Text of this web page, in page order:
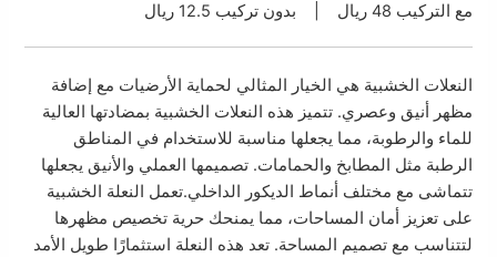
مع التركيب 48 ريال | بدون تركيب 12.5 ريال
النعلات الخشبية هي الخيار المثالي لحماية الأرضيات مع إضافة
مظهر أنيق وعصري. تتميز هذه النعلات الخشبية بمضادتها العالية
للماء والرطوبة، مما يجعلها مناسبة للاستخدام في المناطق
الرطبة مثل المطابخ والحمامات. تصميمها العملي والأنيق يجعلها
تتماشى مع مختلف أنماط الديكور الداخلي.تعمل النعلة الخشبية
على تعزيز أمان المساحات، مما يمنحك حرية تخصيص مظهرها
لتتناسب مع تصميم المساحة. تعد هذه النعلة استثمارًا طويل الأمد